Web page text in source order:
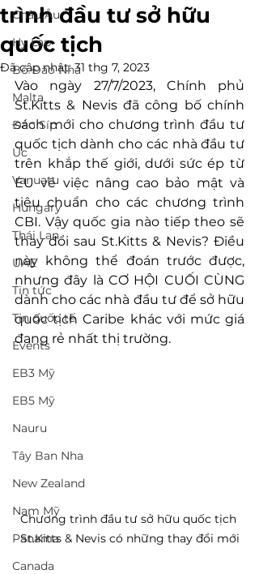
Châu Âu
Hy Lạp
Bồ Đào Nha
Malta
Đảo Síp
Úc
Vanuatu
Hungary
Thái Lan
UAE
Tin tức
Tin quốc tế
Events
EB3 Mỹ
EB5 Mỹ
Nauru
Tây Ban Nha
New Zealand
Nam Mỹ
Panama
Canada
trình đầu tư sở hữu
quốc tịch
Đã cập nhật:31 thg 7, 2023
Vào ngày 27/7/2023, Chính phủ
St.Kitts & Nevis đã công bố chính
sách mới cho chương trình đầu tư
quốc tịch dành cho các nhà đầu tư
trên khắp thế giới, dưới sức ép từ
EU về việc nâng cao bảo mật và
tiêu chuẩn cho các chương trình
CBI. Vậy quốc gia nào tiếp theo sẽ
thay đổi sau St.Kitts & Nevis? Điều
này không thể đoán trước được,
nhưng đây là CƠ HỘI CUỐI CÙNG
dành cho các nhà đầu tư để sở hữu
quốc tịch Caribe khác với mức giá
đang rẻ nhất thị trường.
Chương trình đầu tư sở hữu quốc tịch
St.Kitts & Nevis có những thay đổi mới